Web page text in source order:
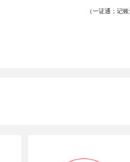
（一证通；记